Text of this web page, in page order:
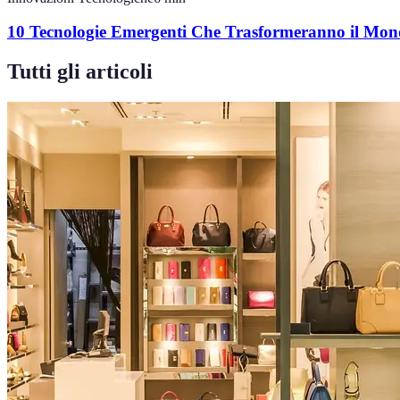
10 Tecnologie Emergenti Che Trasformeranno il
Tutti gli articoli